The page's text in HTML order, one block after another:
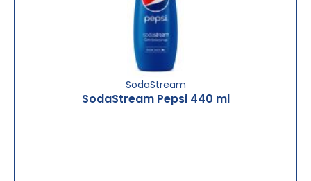
SodaStream
SodaStream Pepsi 440 ml